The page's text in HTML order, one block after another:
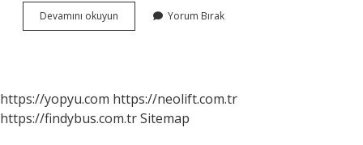
Devamını okuyun
Köyü
Yorum Bırak
https://yopyu.com https://neolift.com.tr
https://findybus.com.trSitemap